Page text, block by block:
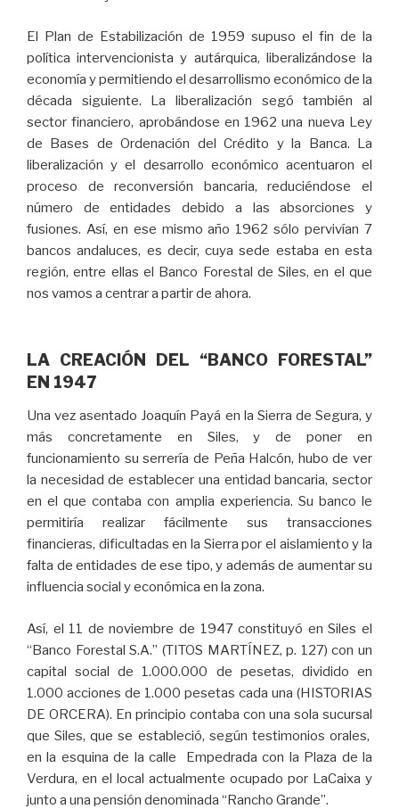
El Plan de Estabilización de 1959 supuso el fin de la
política intervencionista y autárquica, liberalizándose la
economía y permitiendo el desarrollismo económico de la
década siguiente. La liberalización segó también al
sector financiero, aprobándose en 1962 una nueva Ley
de Bases de Ordenación del Crédito y la Banca. La
liberalización y el desarrollo económico acentuaron el
proceso de reconversión bancaria, reduciéndose el
número de entidades debido a las absorciones y
fusiones. Así, en ese mismo año 1962 sólo pervivían 7
bancos andaluces, es decir, cuya sede estaba en esta
región, entre ellas el Banco Forestal de Siles, en el que
nos vamos a centrar a partir de ahora.
LA CREACIÓN DEL “BANCO FORESTAL”
EN 1947
Una vez asentado Joaquín Payá en la Sierra de Segura, y
más concretamente en Siles, y de poner en
funcionamiento su serrería de Peña Halcón, hubo de ver
la necesidad de establecer una entidad bancaria, sector
en el que contaba con amplia experiencia. Su banco le
permitiría realizar fácilmente sus transacciones
financieras, dificultadas en la Sierra por el aislamiento y la
falta de entidades de ese tipo, y además de aumentar su
influencia social y económica en la zona.
Así, el 11 de noviembre de 1947 constituyó en Siles el
“Banco Forestal S.A.” (TITOS MARTÍNEZ, p. 127) con un
capital social de 1.000.000 de pesetas, dividido en
1.000 acciones de 1.000 pesetas cada una (HISTORIAS
DE ORCERA). En principio contaba con una sola sucursal
que Siles, que se estableció, según testimonios orales,
en la esquina de la calle Empedrada con la Plaza de la
Verdura, en el local actualmente ocupado por LaCaixa y
junto a una pensión denominada “Rancho Grande”.